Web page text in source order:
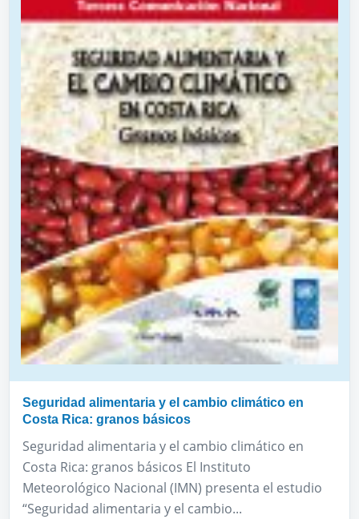
Seguridad alimentaria y el cambio climático en
Costa Rica: granos básicos
Seguridad alimentaria y el cambio climático en
Costa Rica: granos básicos El Instituto
Meteorológico Nacional (IMN) presenta el estudio
“Seguridad alimentaria y el cambio...